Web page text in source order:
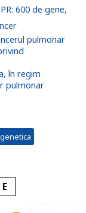
600 de gene,
pulmonar
în regim
pulmonar